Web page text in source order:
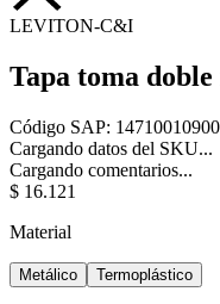
LEVITON-C&I
Tapa toma
Código SAP:
Cargando datos del SKU...
Cargando comentarios...
$ 16.121
Material
Metálico Termoplástico